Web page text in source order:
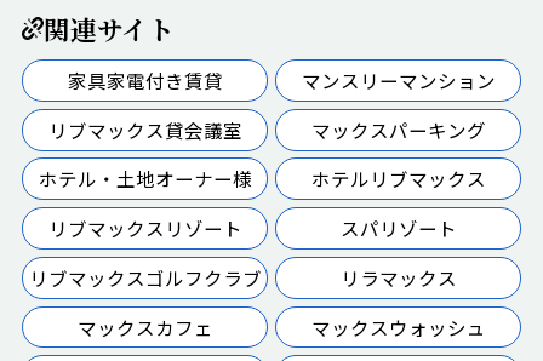
関連サイト
家具家電付き賃貸
マンスリーマンション
リブマックス貸会議室
マックスパーキング
ホテル・土地オーナー様
ホテルリブマックス
リブマックスリゾート
スパリゾート
リブマックスゴルフクラブ
リラマックス
マックスカフェ
マックスウォッシュ